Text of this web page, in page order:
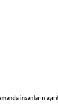
insanların